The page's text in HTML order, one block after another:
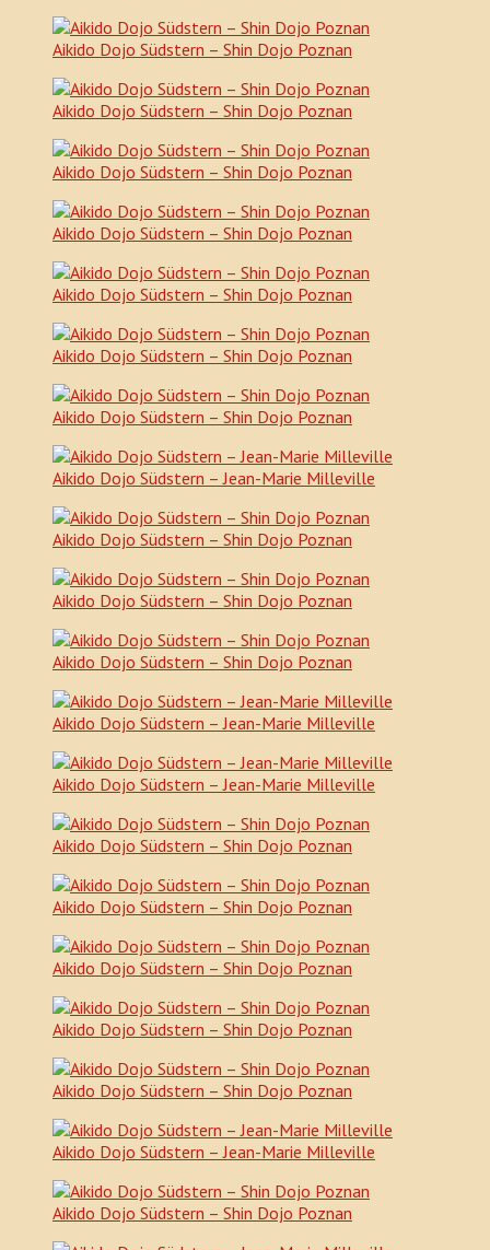
Aikido Dojo Südstern – Shin Dojo Poznan
Aikido Dojo Südstern – Shin Dojo Poznan
Aikido Dojo Südstern – Shin Dojo Poznan
Aikido Dojo Südstern – Shin Dojo Poznan
Aikido Dojo Südstern – Shin Dojo Poznan
Aikido Dojo Südstern – Shin Dojo Poznan
Aikido Dojo Südstern – Shin Dojo Poznan
Aikido Dojo Südstern – Jean-Marie Milleville
Aikido Dojo Südstern – Shin Dojo Poznan
Aikido Dojo Südstern – Shin Dojo Poznan
Aikido Dojo Südstern – Shin Dojo Poznan
Aikido Dojo Südstern – Jean-Marie Milleville
Aikido Dojo Südstern – Jean-Marie Milleville
Aikido Dojo Südstern – Shin Dojo Poznan
Aikido Dojo Südstern – Shin Dojo Poznan
Aikido Dojo Südstern – Shin Dojo Poznan
Aikido Dojo Südstern – Shin Dojo Poznan
Aikido Dojo Südstern – Shin Dojo Poznan
Aikido Dojo Südstern – Jean-Marie Milleville
Aikido Dojo Südstern – Shin Dojo Poznan